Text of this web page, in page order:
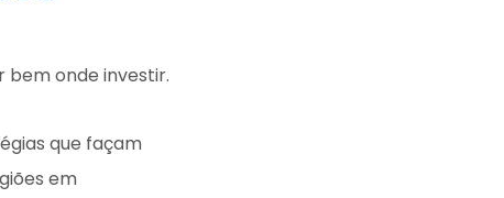
bem onde investir.
que façam
em